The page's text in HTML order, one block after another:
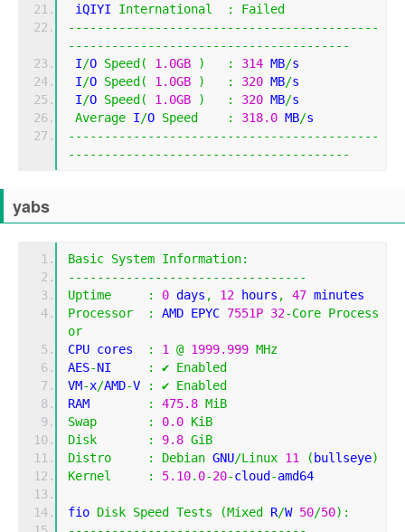
iQIYI International :
Failed
-------------------------------------------
---------------------------------------
I/O Speed ( 1.0GB ) : 314 MB/s
I/O Speed ( 1.0GB ) : 320 MB/s
I/O Speed ( 1.0GB ) : 320 MB/s
Average I/O Speed : 318.0 MB/s
-------------------------------------------
---------------------------------------
yabs
Basic System Information:
---------------------------------
Uptime
: 0 days , 12 hours , 47 minutes
Processor
: AMD EPYC 7551P 32-Core Process
or
CPU cores
: 1 @ 1999.999 MHz
AES-NI : ✔ Enabled
VM-x/AMD-V : ✔ Enabled
RAM
: 475.8 MiB
Swap
: 0.0 KiB
Disk
: 9.8 GiB
Distro
: Debian GNU/Linux 11 ( bullseye)
Kernel
: 5.10. 0-20-cloud -amd64
fio Disk Speed Tests (Mixed R/W 50/50):